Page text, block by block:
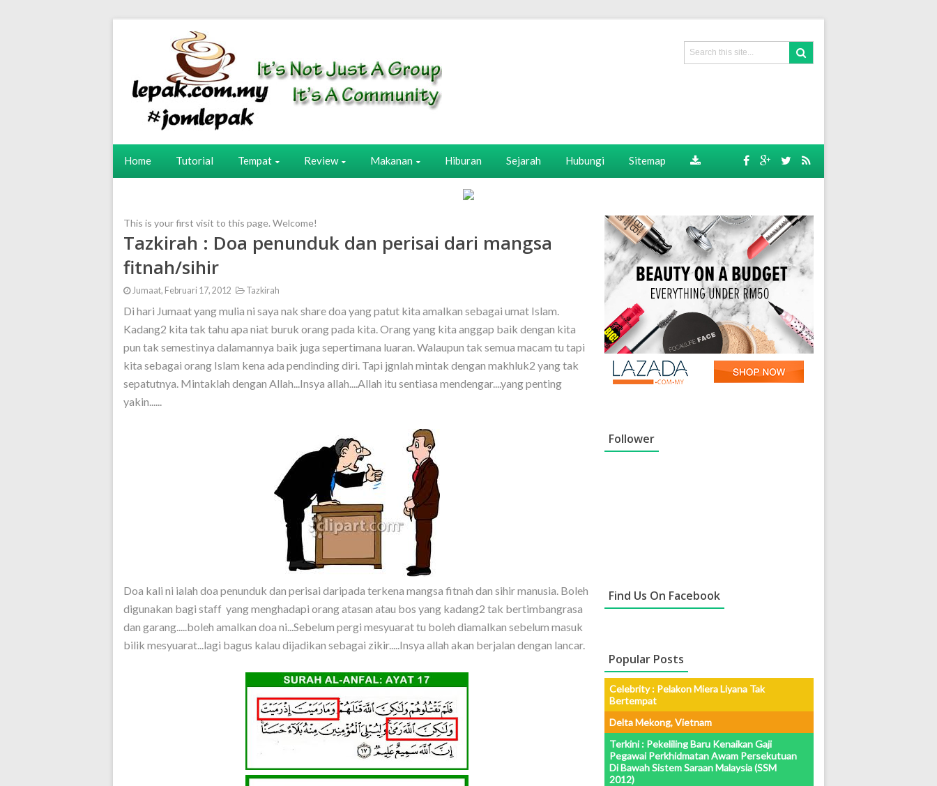
Home Tutorial Tempat Review Makanan Hiburan Sejarah Hubungi Sitemap
This is your first visit to this page. Welcome!
Tazkirah : Doa penunduk dan perisai dari mangsa
fitnah/sihir
Jumaat, Februari 17, 2012 Tazkirah
Di hari Jumaat yang mulia ni saya nak share doa yang patut kita amalkan sebagai umat Islam.
Kadang2 kita tak tahu apa niat buruk orang pada kita. Orang yang kita anggap baik dengan kita
pun tak semestinya dalamannya baik juga sepertimana luaran. Walaupun tak semua macam tu tapi
kita sebagai orang Islam kena ada pendinding diri. Tapi jgnlah mintak dengan makhluk2 yang tak
sepatutnya. Mintaklah dengan Allah...Insya allah....Allah itu sentiasa mendengar....yang penting
yakin......
Doa kali ni ialah doa penunduk dan perisai daripada terkena mangsa fitnah dan sihir manusia. Boleh
digunakan bagi staff yang menghadapi orang atasan atau bos yang kadang2 tak bertimbangrasa
dan garang.....boleh amalkan doa ni...Sebelum pergi mesyuarat tu boleh diamalkan sebelum masuk
bilik mesyuarat...lagi bagus kalau dijadikan sebagai zikir.....Insya allah akan berjalan dengan lancar.
Follower
Find Us On Facebook
Popular Posts
Celebrity : Pelakon Miera Liyana Tak
Bertempat
Delta Mekong, Vietnam
Terkini : Pekeliling Baru Kenaikan Gaji
Pegawai Perkhidmatan Awam Persekutuan
Di Bawah Sistem Saraan Malaysia (SSM
2012)